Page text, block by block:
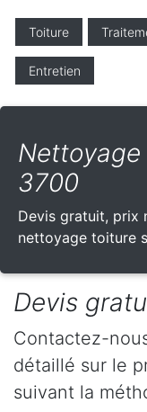
Toiture
Entretien
3700
Devis gratuit, prix
nettoyage toiture
Devis
Contactez-
détaillé sur le
suivant la